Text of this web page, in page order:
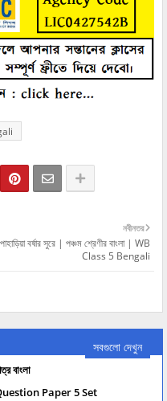
নবীনতর
পাহাড়িয়া বর্ষার সুরে | পঞ্চম শ্রেণীর বাংলা | WB
Class 5 Bengali
সবগুলো দেখুন
বাংলা
Paper 5 Set